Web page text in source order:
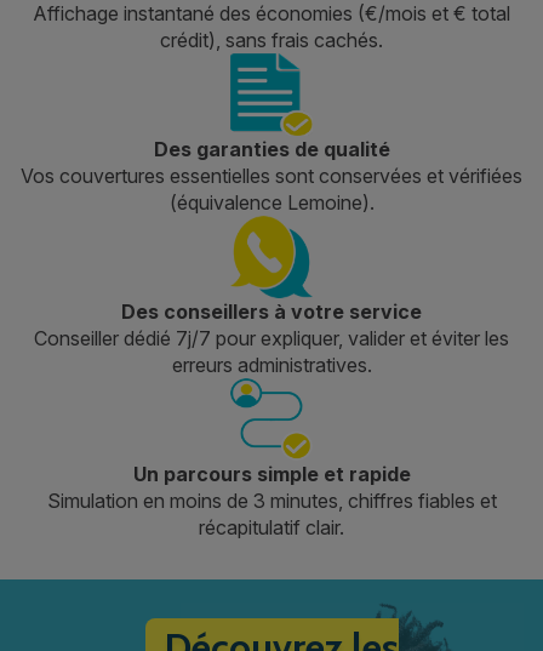
Affichage instantané des économies (€/mois et € total
crédit), sans frais cachés.
Des garanties de qualité
Vos couvertures essentielles sont conservées et vérifiées
(équivalence Lemoine).
Des conseillers à votre service
Conseiller dédié 7j/7 pour expliquer, valider et éviter les
erreurs administratives.
Un parcours simple et rapide
Simulation en moins de 3 minutes, chiffres fiables et
récapitulatif clair.